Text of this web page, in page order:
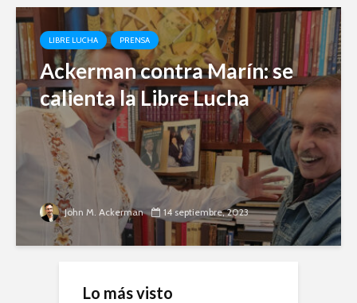
LIBRE LUCHA PRENSA
Ackerman contra Marín: se
calienta la Libre Lucha
John M. Ackerman 14 septiembre, 2023
Lo más visto